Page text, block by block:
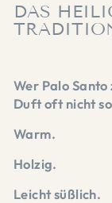
DAS
Wer Palo
Duft oft nicht
Warm.
Holzig.
Leicht süßlich.